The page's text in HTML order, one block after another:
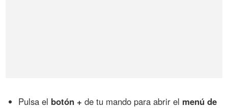
Pulsa el botón + de tu mando para abrir el menú de